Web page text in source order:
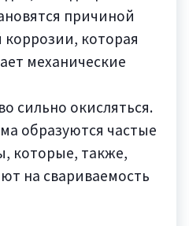
причиной
которая
механические
сильно окисляться.
образуются частые
которые, также,
на свариваемость